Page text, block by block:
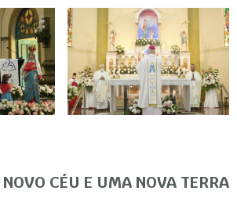
CÉU E UMA NOVA TERRA